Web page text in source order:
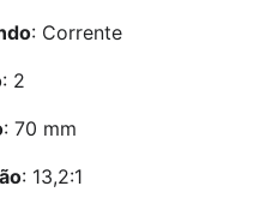
: Corrente
: 2
: 70 mm
: 13,2:1